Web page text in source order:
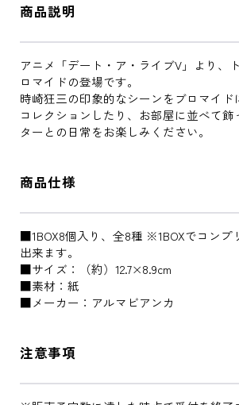
商品説明
アニメ「デート・ア・ライブV」より、
ロマイドの登場です。
時崎狂三の印象的なシーンをブロマイド
コレクションしたり、お部屋に並べて飾
ターとの日常をお楽しみください。
商品仕様
■1BOX8個入り、全8種 ※1BOXでコンプ
出来ます。
■サイズ：（約）12.7×8.9cm
■素材：紙
■メーカー：アルマビアンカ
注意事項